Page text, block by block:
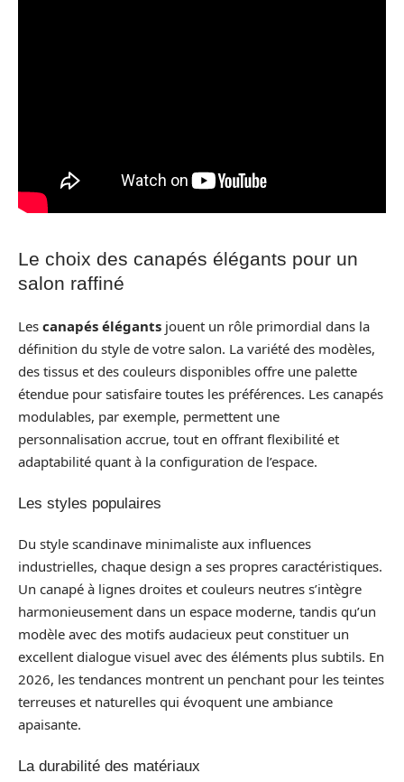
Le choix des canapés élégants pour un
salon raffiné
Les canapés élégants jouent un rôle primordial dans la
définition du style de votre salon. La variété des modèles,
des tissus et des couleurs disponibles offre une palette
étendue pour satisfaire toutes les préférences. Les canapés
modulables, par exemple, permettent une
personnalisation accrue, tout en offrant flexibilité et
adaptabilité quant à la configuration de l’espace.
Les styles populaires
Du style scandinave minimaliste aux influences
industrielles, chaque design a ses propres caractéristiques.
Un canapé à lignes droites et couleurs neutres s’intègre
harmonieusement dans un espace moderne, tandis qu’un
modèle avec des motifs audacieux peut constituer un
excellent dialogue visuel avec des éléments plus subtils. En
2026, les tendances montrent un penchant pour les teintes
terreuses et naturelles qui évoquent une ambiance
apaisante.
La durabilité des matériaux